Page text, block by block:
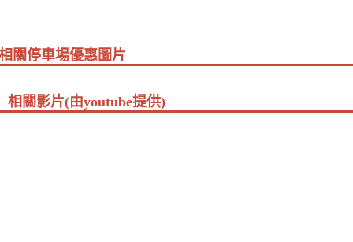
關停車場優惠圖片
相關影片(由youtube提供)